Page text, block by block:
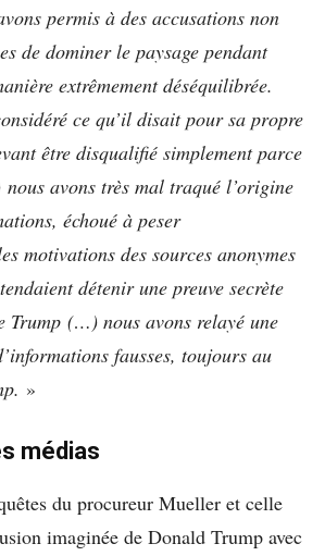
permis à des accusations non
de dominer le paysage pendant
extrêmement déséquilibrée.
ce qu’il disait pour sa propre
être disqualifié simplement parce
nous avons très mal traqué l’origine
échoué à peser
motivations des sources anonymes
détenir une preuve secrète
Trump (…) nous avons relayé une
fausses, toujours au
»
médias
du procureur Mueller et celle
imaginée de Donald Trump avec